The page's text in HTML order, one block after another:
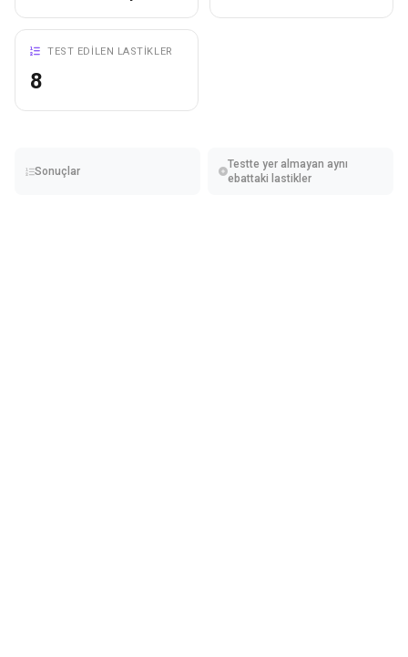
TEST EDILEN LASTIKLER
8
Sonuçlar
Testte yer almayan aynı
ebattaki lastikler